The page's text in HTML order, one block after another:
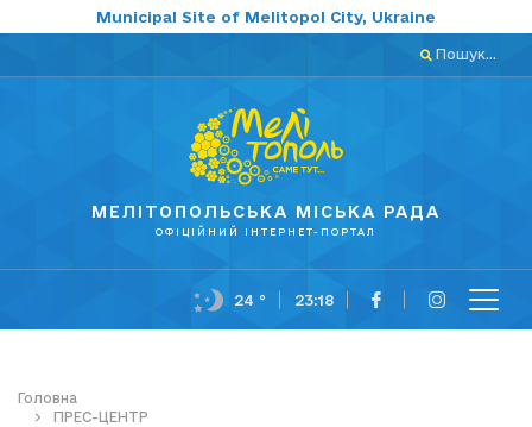
Municipal Site of Melitopol City, Ukraine
Пошук...
МЕЛІТОПОЛЬСЬКА МІСЬКА РАДА
ОФІЦІЙНИЙ ІНТЕРНЕТ-ПОРТАЛ
24 ° 23:18
Головна
ПРЕС-ЦЕНТР